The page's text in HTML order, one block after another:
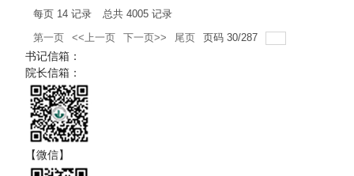
每页 14 记录 总共 4005 记录
第一页
<<上一页 下一页>> 尾页 页码 30/287
书记信箱：
院长信箱：
【微信】